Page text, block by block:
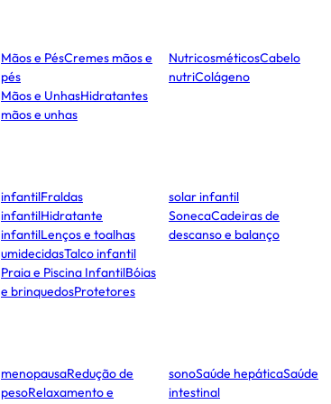
Mãos e PésCremes mãos e
pés
Mãos e UnhasHidratantes
mãos e unhas
NutricosméticosCabelo
nutriColágeno
infantilFraldas
infantilHidratante
infantilLenços e toalhas
umidecidasTalco infantil
Praia e Piscina InfantilBóias
e brinquedosProtetores
solar infantil
SonecaCadeiras de
descanso e balanço
menopausaRedução de
pesoRelaxamento e
sonoSaúde hepáticaSaúde
intestinal